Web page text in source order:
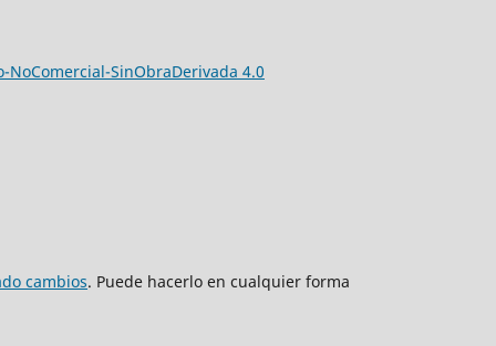
NoComercial-SinObraDerivada 4.0
cambios. Puede hacerlo en cualquier forma